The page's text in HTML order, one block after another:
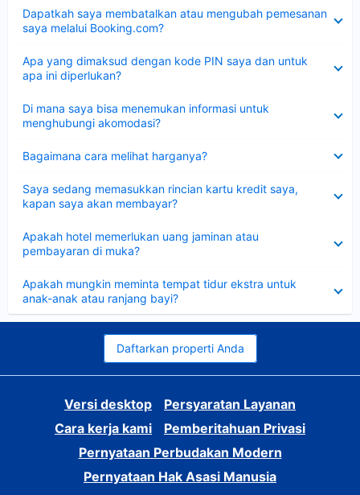
Dapatkah saya membatalkan atau mengubah pemesanan
saya melalui Booking.com?
Apa yang dimaksud dengan kode PIN saya dan untuk
apa ini diperlukan?
Di mana saya bisa menemukan informasi untuk
menghubungi akomodasi?
Bagaimana cara melihat harganya?
Saya sedang memasukkan rincian kartu kredit saya,
kapan saya akan membayar?
Apakah hotel memerlukan uang jaminan atau
pembayaran di muka?
Apakah mungkin meminta tempat tidur ekstra untuk
anak-anak atau ranjang bayi?
Daftarkan properti Anda
Versi desktop
Persyaratan Layanan
Cara kerja kami
Pemberitahuan Privasi
Pernyataan Perbudakan Modern
Pernyataan Hak Asasi Manusia